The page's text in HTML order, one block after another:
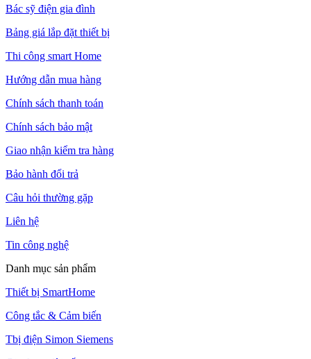
Bác sỹ điện gia đình
Bảng giá lắp đặt thiết bị
Thi công smart Home
Hướng dẫn mua hàng
Chính sách thanh toán
Chính sách bảo mật
Giao nhận kiểm tra hàng
Bảo hành đổi trả
Câu hỏi thường gặp
Liên hệ
Tin công nghệ
Danh mục sản phẩm
Thiết bị SmartHome
Công tắc & Cảm biến
Tbị điện Simon Siemens